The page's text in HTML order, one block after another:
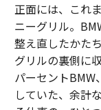
正面には、これ
ニーグリル。
整え直したかた
グリルの裏側に
パーセントBMW
していた、余計